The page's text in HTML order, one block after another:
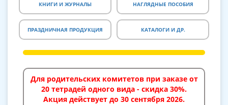
КНИГИ И ЖУРНАЛЫ НАГЛЯДНЫЕ ПОСОБИЯ
ПРАЗДНИЧНАЯ ПРОДУКЦИЯ КАТАЛОГИ И ДР.
Для родительских комитетов при заказе от
20 тетрадей одного вида - скидка 30%.
Акция действует до 30 сентября 2026.